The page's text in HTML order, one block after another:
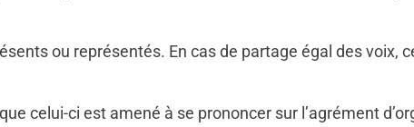
ou représentés. En cas de partage égal des voix,
celui-ci est amené à se prononcer sur l’agrément